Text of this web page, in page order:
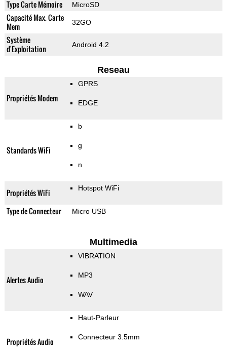
Type Carte Mémoire MicroSD
Capacité Max. Carte
Mem
32GO
Système
d'Exploitation
Android 4.2
Reseau
Propriétés Modem
GPRS
EDGE
Standards WiFi
b
g
n
Propriétés WiFi Hotspot WiFi
Type de Connecteur Micro USB
Multimedia
Alertes Audio
VIBRATION
MP3
WAV
Propriétés Audio
Haut-Parleur
Connecteur 3.5mm